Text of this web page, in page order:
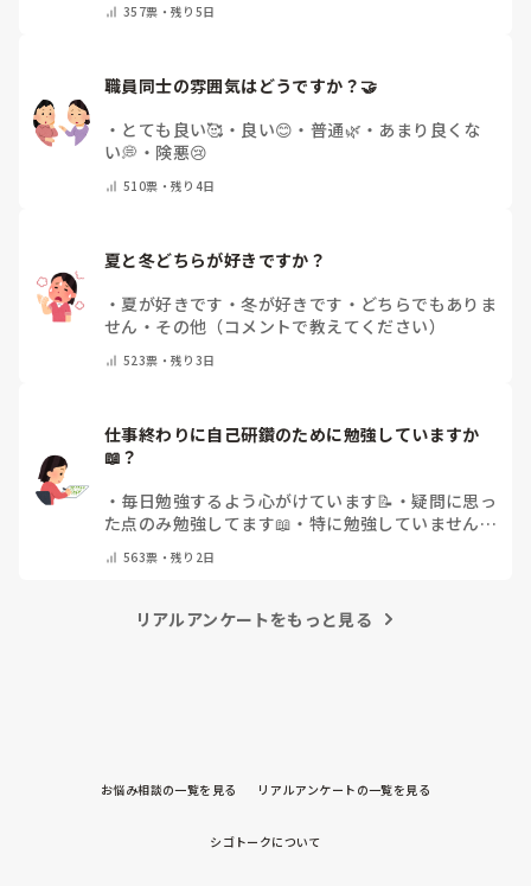
ん ・ その他（コメントで教えて下さい）
357票・残り5日
職員同士の雰囲気はどうですか？🤝
・ とても良い🥰 ・ 良い😊 ・ 普通🌿 ・ あまり良くな
い💭 ・ 険悪😢
510票・残り4日
夏と冬どちらが好きですか？
・ 夏が好きです ・冬が好きです ・ どちらでもありま
せん ・ その他（コメントで教えてください）
523票・残り3日
仕事終わりに自己研鑽のために勉強していますか
📖？
・ 毎日勉強するよう心がけています📝 ・疑問に思っ
た点のみ勉強してます📖 ・ 特に勉強していません・
563票・残り2日
リアルアンケートをもっと見る
お悩み相談の一覧を見る リアルアンケートの一覧を見る
シゴトークについて